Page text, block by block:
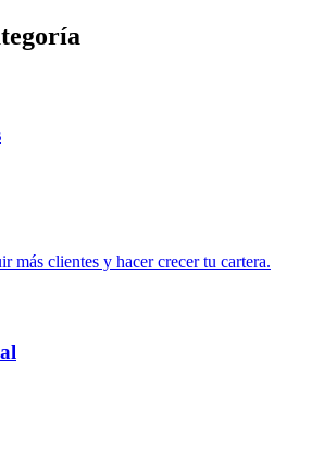
más clientes y hacer crecer tu cartera.